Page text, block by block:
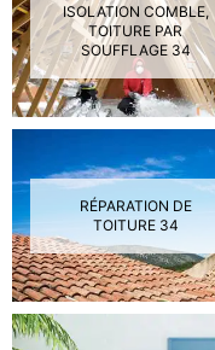
ISOLATION COMBLE,
TOITURE PAR
SOUFFLAGE 34
RÉPARATION DE
TOITURE 34